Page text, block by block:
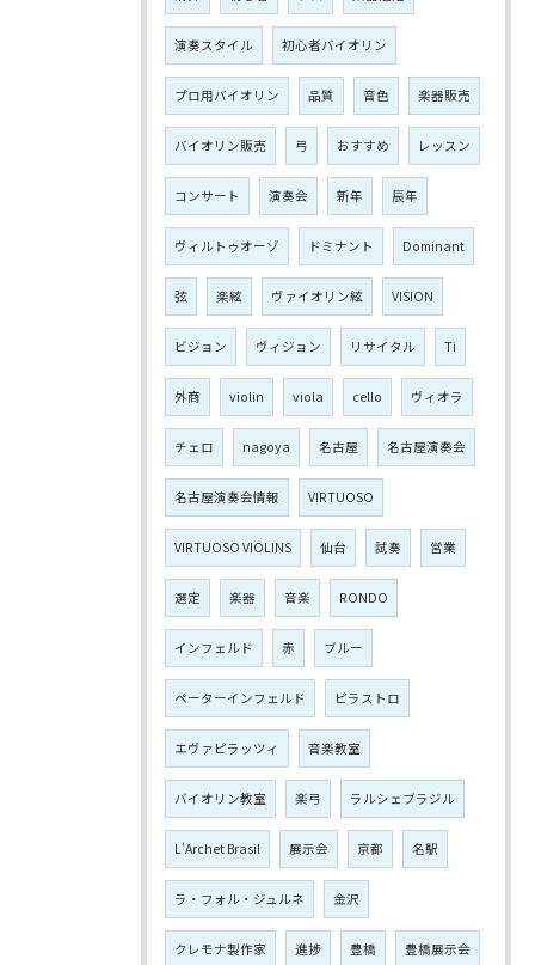
演奏スタイル 初心者バイオリン
プロ用バイオリン 品質 音色 楽器販売
バイオリン販売 弓 おすすめ レッスン
コンサート 演奏会 新年 辰年
ヴィルトゥオーゾ ドミナント Dominant
弦 楽絃 ヴァイオリン絃 VISION
ビジョン ヴィジョン リサイタル Ti
外商 violin viola cello ヴィオラ
チェロ nagoya 名古屋 名古屋演奏会
名古屋演奏会情報 VIRTUOSO
VIRTUOSO VIOLINS 仙台 試奏 営業
選定 楽器 音楽 RONDO
インフェルド 赤 ブルー
ペーターインフェルド ピラストロ
エヴァピラッツィ 音楽教室
バイオリン教室 楽弓 ラルシェブラジル
L'Archet Brasil 展示会 京都 名駅
ラ・フォル・ジュルネ 金沢
クレモナ製作家 進捗 豊橋 豊橋展示会